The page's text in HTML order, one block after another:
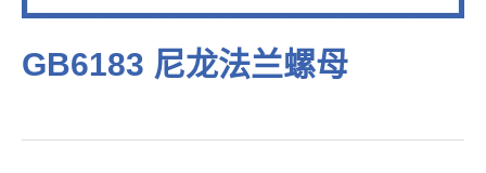
GB6183 尼龙法兰螺母